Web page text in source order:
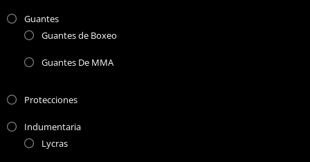
Guantes
Guantes de Boxeo
Guantes De MMA
Protecciones
Indumentaria
Lycras